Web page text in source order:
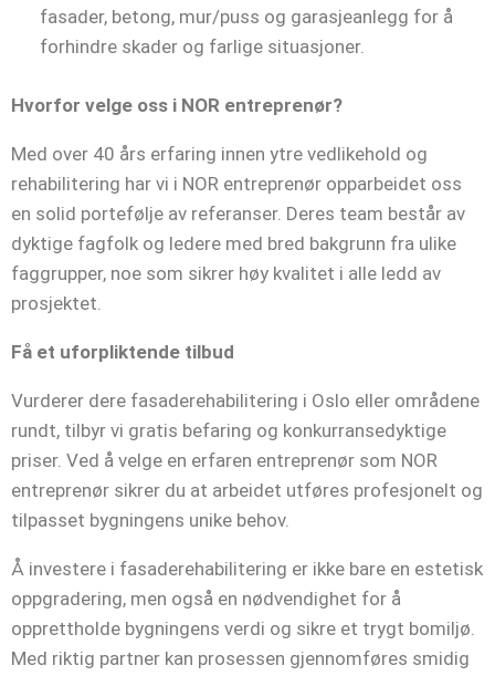
fasader, betong, mur/puss og garasjeanlegg for å
forhindre skader og farlige situasjoner. ​
Hvorfor velge oss i NOR entreprenør?
Med over 40 års erfaring innen ytre vedlikehold og
rehabilitering har vi i NOR entreprenør opparbeidet oss
en solid portefølje av referanser. Deres team består av
dyktige fagfolk og ledere med bred bakgrunn fra ulike
faggrupper, noe som sikrer høy kvalitet i alle ledd av
prosjektet.
Få et uforpliktende tilbud
Vurderer dere fasaderehabilitering i Oslo eller områdene
rundt, tilbyr vi gratis befaring og konkurransedyktige
priser. Ved å velge en erfaren entreprenør som NOR
entreprenør sikrer du at arbeidet utføres profesjonelt og
tilpasset bygningens unike behov.
Å investere i fasaderehabilitering er ikke bare en estetisk
oppgradering, men også en nødvendighet for å
opprettholde bygningens verdi og sikre et trygt bomiljø.
Med riktig partner kan prosessen gjennomføres smidig